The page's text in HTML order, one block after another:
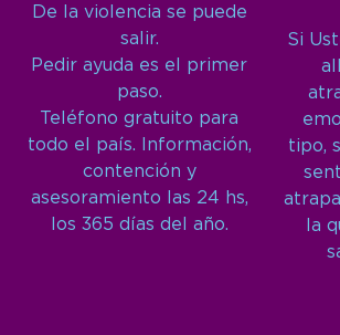
De la violencia se puede
salir.
Pedir ayuda es el primer
paso.
Teléfono gratuito para
todo el país. Información,
contención y
asesoramiento las 24 hs,
los 365 días del año.
Si
tipo,
la